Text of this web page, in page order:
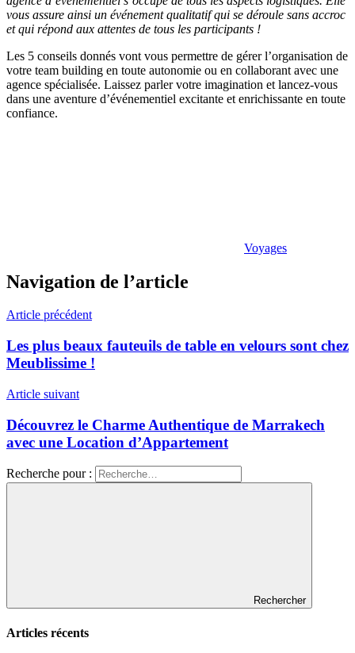
vous assure ainsi un événement qualitatif qui se déroule sans accroc
et qui répond aux attentes de tous les participants !
Les 5 conseils donnés vont vous permettre de gérer l’organisation de
votre team building en toute autonomie ou en collaborant avec une
agence spécialisée. Laissez parler votre imagination et lancez-vous
dans une aventure d’événementiel excitante et enrichissante en toute
confiance.
Voyages
Navigation de l’article
Article précédent
Les plus beaux fauteuils de table en velours sont chez
Meublissime !
Article suivant
Découvrez le Charme Authentique de Marrakech
avec une Location d’Appartement
Recherche pour :
Rechercher
Articles récents